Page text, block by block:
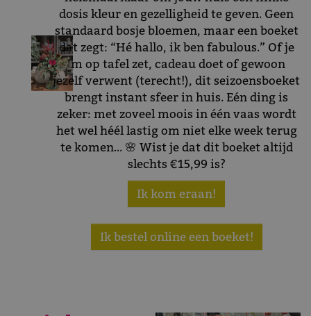
dosis kleur en gezelligheid te geven. Geen
standaard bosje bloemen, maar een boeket
dat zegt: “Hé hallo, ik ben fabulous.” Of je
’m op tafel zet, cadeau doet of gewoon
jezelf verwent (terecht!), dit seizoensboeket
brengt instant sfeer in huis. Eén ding is
zeker: met zoveel moois in één vaas wordt
het wel héél lastig om niet elke week terug
te komen… 🌸 Wist je dat dit boeket altijd
slechts €15,99 is?
Ik kom eraan!
Ik bestel online een boeket!